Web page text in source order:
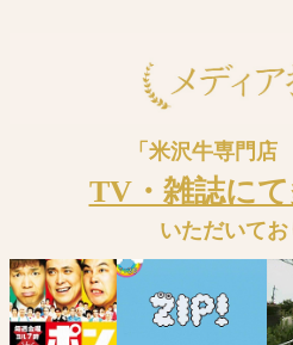
「米沢牛専門
TV・雑誌に
いただいてお